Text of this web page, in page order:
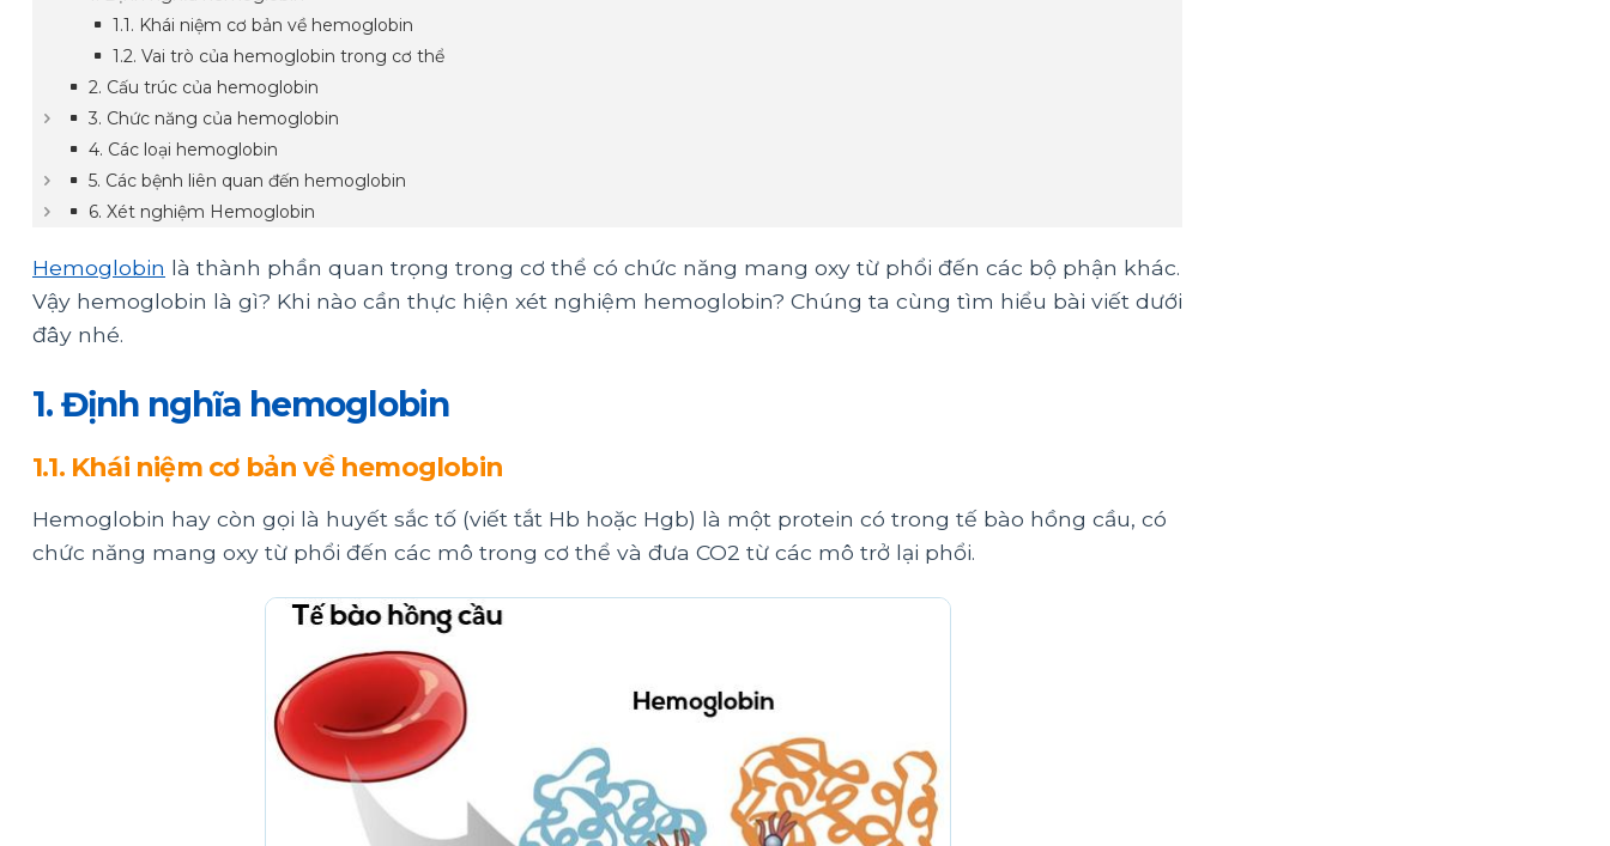
1.1. Khái niệm cơ bản về hemoglobin
1.2. Vai trò của hemoglobin trong cơ thể
2. Cấu trúc của hemoglobin
3. Chức năng của hemoglobin
4. Các loại hemoglobin
5. Các bệnh liên quan đến hemoglobin
6. Xét nghiệm Hemoglobin
Hemoglobin là thành phần quan trọng trong cơ thể có chức năng mang oxy từ phổi đến các bộ phận khác.
Vậy hemoglobin là gì? Khi nào cần thực hiện xét nghiệm hemoglobin? Chúng ta cùng tìm hiểu bài viết dưới
đây nhé.
1. Định nghĩa hemoglobin
1.1. Khái niệm cơ bản về hemoglobin
Hemoglobin hay còn gọi là huyết sắc tố (viết tắt Hb hoặc Hgb) là một protein có trong tế bào hồng cầu, có
chức năng mang oxy từ phổi đến các mô trong cơ thể và đưa CO2 từ các mô trở lại phổi.